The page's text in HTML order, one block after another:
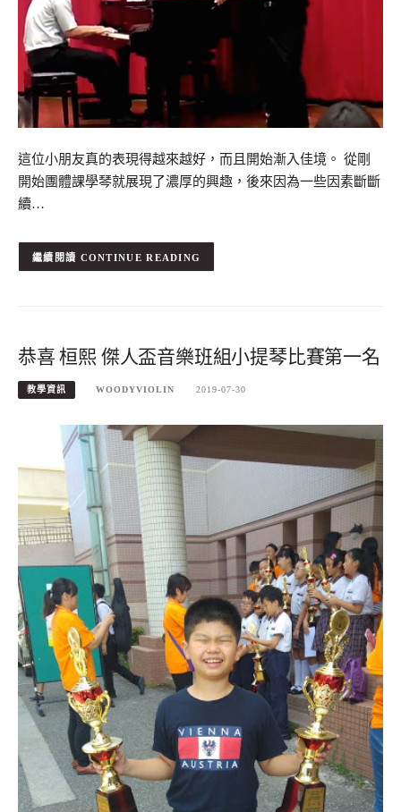
這位小朋友真的表現得越來越好，而且開始漸入佳境。 從剛
開始團體課學琴就展現了濃厚的興趣，後來因為一些因素斷斷
續…
CONTINUE READING
恭喜 桓熙 傑人盃音樂班組小提琴比賽第一名
教學資訊 WOODYVIOLIN 2019-07-30